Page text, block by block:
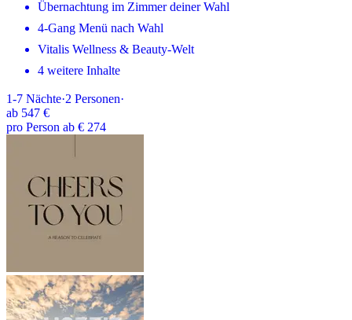
Übernachtung im Zimmer deiner Wahl
4-Gang Menü nach Wahl
Vitalis Wellness & Beauty-Welt
4 weitere Inhalte
1-7 Nächte·2 Personen·
ab 547 €
pro Person ab € 274